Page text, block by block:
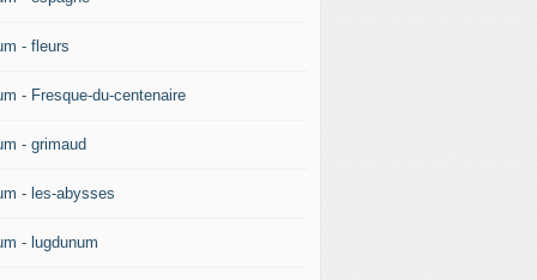
- fleurs
- Fresque-du-centenaire
- grimaud
- les-abysses
- lugdunum